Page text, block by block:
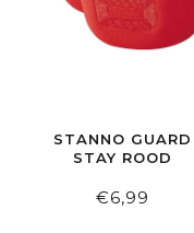
STANNO GUARD
STAY ROOD
€6,99